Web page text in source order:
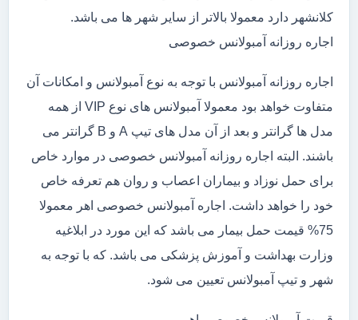
کلانشهر دارد معمولا بالاتر از سایر شهر ها می باشد.
اجاره روزانه آمبولانس خصوصی
اجاره روزانه آمبولانس با توجه به نوع آمبولانس و امکانات آن
متفاوت خواهد بود معمولا آمبولانس های نوع VIP از همه
مدل ها گرانتر و بعد از آن مدل های تیپ A و B گرانتر می
باشند. البته اجاره روزانه آمبولانس خصوصی در موارد خاص
برای حمل نوزاد و بیماران اعصاب و روان هم تعرفه خاص
خود را خواهد داشت. اجاره آمبولانس خصوصی اهر معمولا
75% قیمت حمل بیمار می باشد که این مورد در ابلاغیه
وزارت بهداشت و آموزش پزشکی می باشد. که با توجه به
شهر و تیپ آمبولانس تعیین می شود.